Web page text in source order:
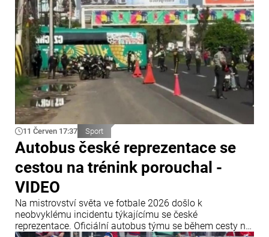
11 Červen 17:37 Sport
Autobus české reprezentace se
cestou na trénink porouchal -
VIDEO
Na mistrovství světa ve fotbale 2026 došlo k
neobvyklému incidentu týkajícímu se české
reprezentace. Oficiální autobus týmu se během cesty na